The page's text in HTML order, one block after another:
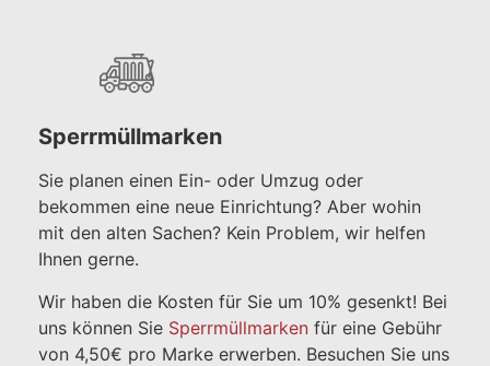
Sperrmüllmarken
Sie planen einen Ein- oder Umzug oder
bekommen eine neue Einrichtung? Aber wohin
mit den alten Sachen? Kein Problem, wir helfen
Ihnen gerne.
Wir haben die Kosten für Sie um 10% gesenkt! Bei
uns können Sie Sperrmüllmarken für eine Gebühr
von 4,50€ pro Marke erwerben. Besuchen Sie uns